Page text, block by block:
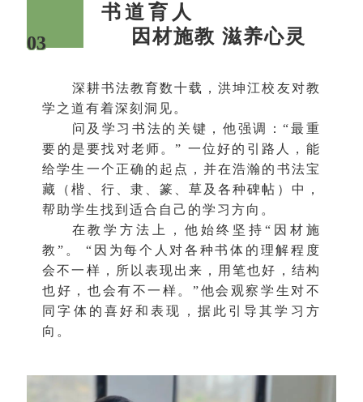
书道育人
03
因材施教 滋养心灵
深耕书法教育数十载，洪坤江校友对教
学之道有着深刻洞见。
问及学习书法的关键，他强调：“最重
要的是要找对老师。” 一位好的引路人，能
给学生一个正确的起点，并在浩瀚的书法宝
藏（楷、行、隶、篆、草及各种碑帖）中，
帮助学生找到适合自己的学习方向。
在教学方法上，他始终坚持“因材施
教”。 “因为每个人对各种书体的理解程度
会不一样，所以表现出来，用笔也好，结构
也好，也会有不一样。”他会观察学生对不
同字体的喜好和表现，据此引导其学习方
向。